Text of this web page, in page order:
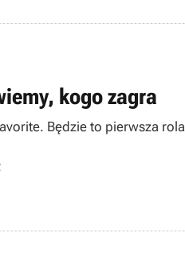
kogo zagra
Będzie to pierwsza